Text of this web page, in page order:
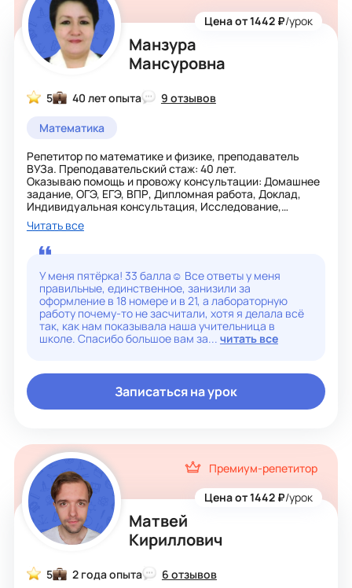
Манзура
Мансуровна
Цена от 1442 ₽/урок
5 40 лет опыта
9 отзывов
Математика
Репетитор по математике и физике, преподаватель
ВУЗа. Преподавательский стаж: 40 лет.
Оказываю помощь и провожу консультации: Домашнее
задание, ОГЭ, ЕГЭ, ВПР, Дипломная работа, Доклад,
Индивидуальная консультация, Исследование,
Конспект, Курсовая работа, Онлайн работы, Отчет,
Презентация, Рассказы, Реферат, Решение задач,
Статья, Тесты, Эссе.
Понять, что математика — увлекательная наука со
своей внутренней логикой, разобраться в алгоритмах
решения задач, увидеть их рациональность. Осознать
красоту математических формул, их стройность.
Понять важность алгебры для изучения точных и
естественных наук. Преодолеть страх перед
трудностями, не бояться ошибок. Добиться первых
успехов в решении задач и уравнений. Испытать
себя экспертом в алгебре. Главное — проявлять
интерес, терпение и настойчивость. И со временем
полюбить этот предмет!
на подготовке к ОГЭ и ЕГЭ по математике. Подготовила
более 1000 учеников к экзаменам (включая ОГЭ и ЕГЭ)
с 1987 года по настоящее время. Подняла уровень
знания по математике более чем у 2000 учеников.
Разрабатывала индивидуальные программы
подготовки к экзаменам. 85% учеников,
подготовленных к ЕГЭ, получили оценку от 80 и выше.
Владение современными методиками преподавания:
интерактивное обучение, упор на решение
интернет платформ для обучения математики.
Читать все
У меня пятёрка! 33 балла☺️ Все ответы у меня
правильные, единственное, занизили за
оформление в 18 номере и в 21, а лабораторную
работу почему-то не засчитали, хотя я делала всё
так, как нам показывала наша учительница в
школе. Спасибо большое вам за... читать все
Записаться на урок
Матвей
Кириллович
Цена от 1442 ₽/урок
Премиум-репетитор
5 2 года опыта
6 отзывов